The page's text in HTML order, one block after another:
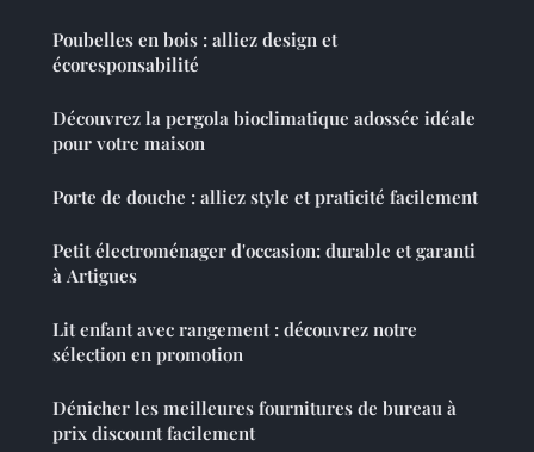
Poubelles en bois : alliez design et
écoresponsabilité
Découvrez la pergola bioclimatique adossée idéale
pour votre maison
Porte de douche : alliez style et praticité facilement
Petit électroménager d'occasion: durable et garanti
à Artigues
Lit enfant avec rangement : découvrez notre
sélection en promotion
Dénicher les meilleures fournitures de bureau à
prix discount facilement